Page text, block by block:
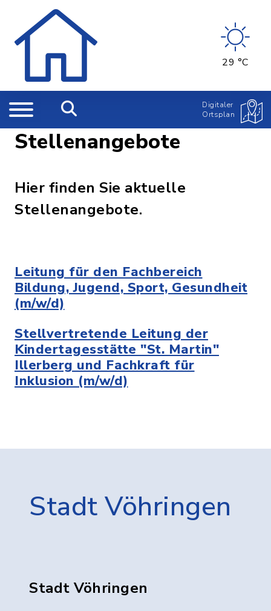
29 °C
Digitaler
Ortsplan
Stellenangebote
Hier finden Sie aktuelle
Stellenangebote.
Leitung für den Fachbereich
Bildung, Jugend, Sport, Gesundheit
(m/w/d)
Stellvertretende Leitung der
Kindertagesstätte "St. Martin"
Illerberg und Fachkraft für
Inklusion (m/w/d)
Stadt Vöhringen
Stadt Vöhringen